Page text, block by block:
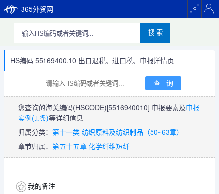
365外贸网
搜 索
HS编码 55169400.10 出口退税、进口税、申报详情页
您查询的海关编码(HSCODE)[5516940010] 申报要素及申报
实例(↓条)等详细信息
归属分类： 第十一类 纺织原料及纺织制品（50~63章）
章节归属： 第五十五章 化学纤维短纤
我的备注